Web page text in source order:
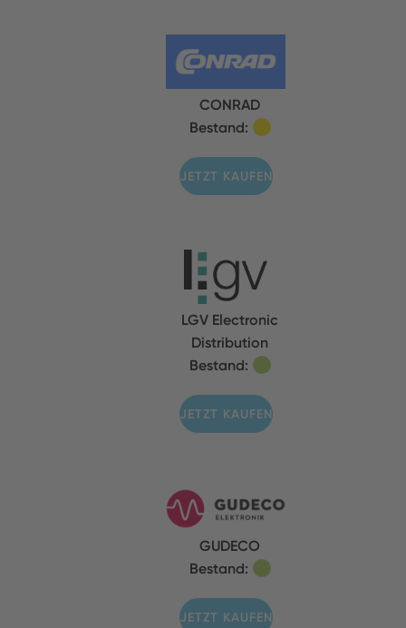
CONRAD
Bestand:
JETZT KAUFEN
LGV Electronic
Distribution
Bestand:
JETZT KAUFEN
GUDECO
Bestand:
JETZT KAUFEN